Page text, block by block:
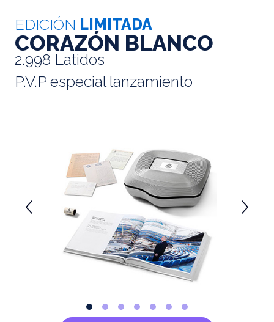
EDICIÓN LIMITADA
CORAZÓN BLANCO
2.998 Latidos
P.V.P especial lanzamiento